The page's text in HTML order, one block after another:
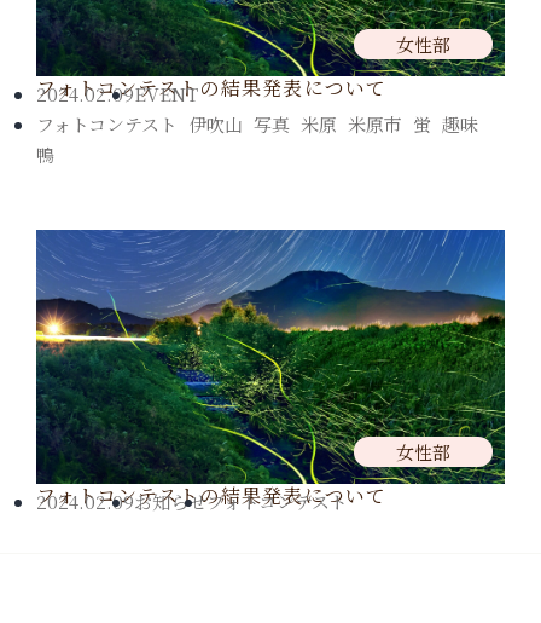
女性部
フォトコンテストの結果発表について
2024.02.09EVENT
フォトコンテスト
伊吹山 写真 米原 米原市 蛍 趣味
鴨
女性部
フォトコンテストの結果発表について
2024.02.09お知らせフォトコンテスト